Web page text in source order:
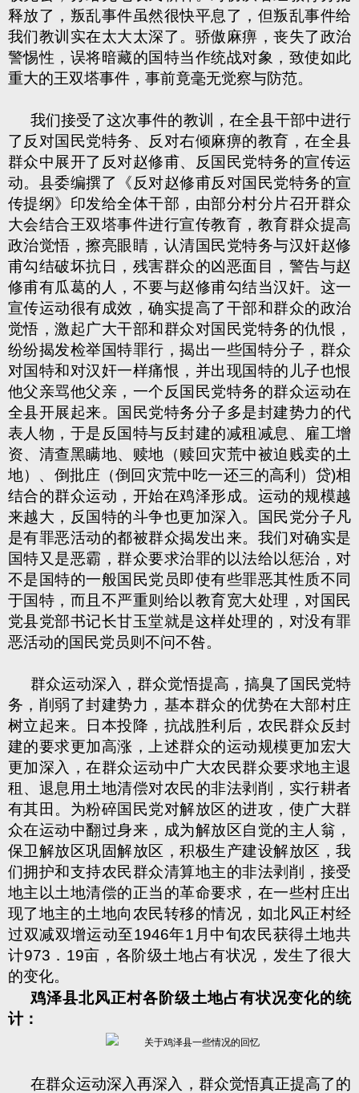
释放了，叛乱事件虽然很快平息了，但叛乱事件给
我们教训实在太大太深了。骄傲麻痹，丧失了政治
警惕性，误将暗藏的国特当作统战对象，致使如此
重大的王双塔事件，事前竟毫无觉察与防范。
我们接受了这次事件的教训，在全县干部中进行
了反对国民党特务、反对右倾麻痹的教育，在全县
群众中展开了反对赵修甫、反国民党特务的宣传运
动。县委编撰了《反对赵修甫反对国民党特务的宣
传提纲》印发给全体干部，由部分村分片召开群众
大会结合王双塔事件进行宣传教育，教育群众提高
政治觉悟，擦亮眼睛，认清国民党特务与汉奸赵修
甫勾结破坏抗日，残害群众的凶恶面目，警告与赵
修甫有瓜葛的人，不要与赵修甫勾结当汉奸。这一
宣传运动很有成效，确实提高了干部和群众的政治
觉悟，激起广大干部和群众对国民党特务的仇恨，
纷纷揭发检举国特罪行，揭出一些国特分子，群众
对国特和对汉奸一样痛恨，并出现国特的儿子也恨
他父亲骂他父亲，一个反国民党特务的群众运动在
全县开展起来。国民党特务分子多是封建势力的代
表人物，于是反国特与反封建的减租减息、雇工增
资、清查黑瞒地、赎地（赎回灾荒中被迫贱卖的土
地）、倒批庄（倒回灾荒中吃一还三的高利） 贷)相
结合的群众运动，开始在鸡泽形成。运动的规模越
来越大，反国特的斗争也更加深入。国民党分子凡
是有罪恶活动的都被群众揭发出来。我们对确实是
国特又是恶霸，群众要求治罪的以法给以惩治，对
不是国特的一般国民党员即使有些罪恶其性质不同
于国特，而且不严重则给以教育宽大处理，对国民
党县党部书记长甘玉堂就是这样处理的，对没有罪
恶活动的国民党员则不问不咎。
群众运动深入，群众觉悟提高，搞臭了国民党特
务，削弱了封建势力，基本群众的优势在大部村庄
树立起来。日本投降，抗战胜利后，农民群众反封
建的要求更加高涨，上述群众的运动规模更加宏大
更加深入，在群众运动中广大农民群众要求地主退
租、退息用土地清偿对农民的非法剥削，实行耕者
有其田。为粉碎国民党对解放区的进攻，使广大群
众在运动中翻过身来，成为解放区自觉的主人翁，
保卫解放区巩固解放区，积极生产建设解放区，我
们拥护和支持农民群众清算地主的非法剥削，接受
地主以土地清偿的正当的革命要求，在一些村庄出
现了地主的土地向农民转移的情况，如北风正村经
过双减双增运动至1946年1月中旬农民获得土地共
计973．19亩，各阶级土地占有状况，发生了很大
的变化。
鸡泽县北风正村各阶级土地占有状况变化的统
计：
在群众运动深入再深入，群众觉悟真正提高了的